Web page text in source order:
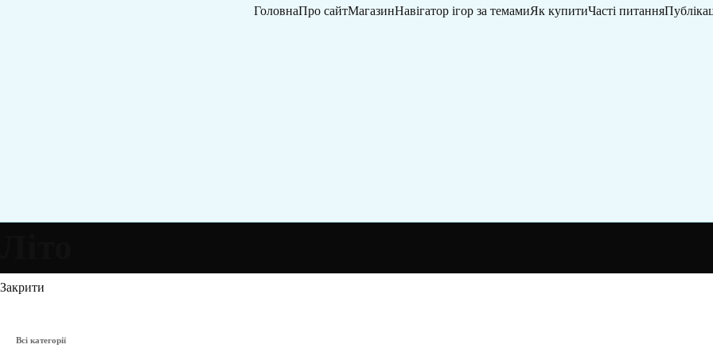
ГоловнаПро сайтМагазинНавігатор ігор за темамиЯк купитиЧасті питання
Закрити
Всі категорії